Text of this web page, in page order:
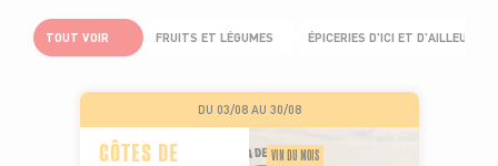
TOUT VOIR FRUITS ET LÉGUMES ÉPICERIES D'ICI ET D'AILLEURS
DU 03/08 AU 30/08
CÔTES DE
VIN DU MOIS